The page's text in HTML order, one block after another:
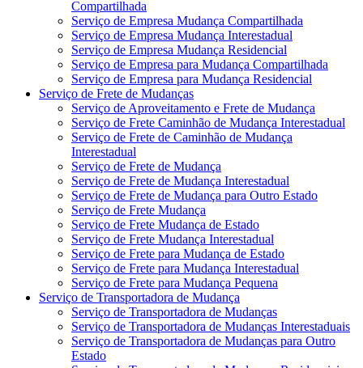
Compartilhada
Serviço de Empresa Mudança Compartilhada
Serviço de Empresa Mudança Interestadual
Serviço de Empresa Mudança Residencial
Serviço de Empresa para Mudança Compartilhada
Serviço de Empresa para Mudança Residencial
Serviço de Frete de Mudanças
Serviço de Aproveitamento e Frete de Mudança
Serviço de Frete Caminhão de Mudança Interestadual
Serviço de Frete de Caminhão de Mudança
Interestadual
Serviço de Frete de Mudança
Serviço de Frete de Mudança Interestadual
Serviço de Frete de Mudança para Outro Estado
Serviço de Frete Mudança
Serviço de Frete Mudança de Estado
Serviço de Frete Mudança Interestadual
Serviço de Frete para Mudança de Estado
Serviço de Frete para Mudança Interestadual
Serviço de Frete para Mudança Pequena
Serviço de Transportadora de Mudança
Serviço de Transportadora de Mudanças
Serviço de Transportadora de Mudanças Interestaduais
Serviço de Transportadora de Mudanças para Outro
Estado